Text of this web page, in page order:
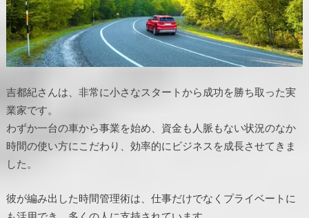
吉都紀さんは、非常に小さなスタートから成功を勝ち取った実
業家です。
わずか一台の車から事業を始め、資金も人脈もない状況のなか
時間の使い方にこだわり、効率的にビジネスを成長させてきま
した。
彼が編み出した時間管理術は、仕事だけでなくプライベートに